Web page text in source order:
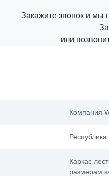
Закажите звонок и мы
или
Компания
Каркас
размерам